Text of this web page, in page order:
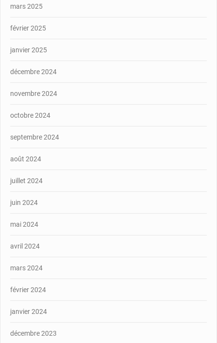
mars 2025
février 2025
janvier 2025
décembre 2024
novembre 2024
octobre 2024
septembre 2024
août 2024
juillet 2024
juin 2024
mai 2024
avril 2024
mars 2024
février 2024
janvier 2024
décembre 2023